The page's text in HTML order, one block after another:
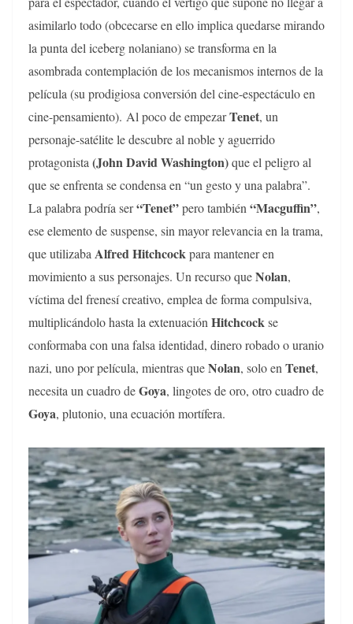
asimilarlo todo (obcecarse en ello implica quedarse mirando
la punta del iceberg nolaniano) se transforma en la
asombrada contemplación de los mecanismos internos de la
película (su prodigiosa conversión del cine-espectáculo en
cine-pensamiento). Al poco de empezarTenet, un
personaje-satélite le descubre al noble y aguerrido
protagonista(John David Washington)que el peligro al
que se enfrenta se condensa en “un gesto y una palabra”.
La palabra podría ser“Tenet”pero también“Macguffin”,
ese elemento de suspense, sin mayor relevancia en la trama,
que utilizabaAlfred Hitchcockpara mantener en
movimiento a sus personajes. Un recurso queNolan,
víctima del frenesí creativo, emplea de forma compulsiva,
multiplicándolo hasta la extenuaciónHitchcockse
conformaba con una falsa identidad, dinero robado o uranio
nazi, uno por película, mientras queNolan, solo enTenet,
necesita un cuadro deGoya, lingotes de oro, otro cuadro de
Goya, plutonio, una ecuación mortífera.